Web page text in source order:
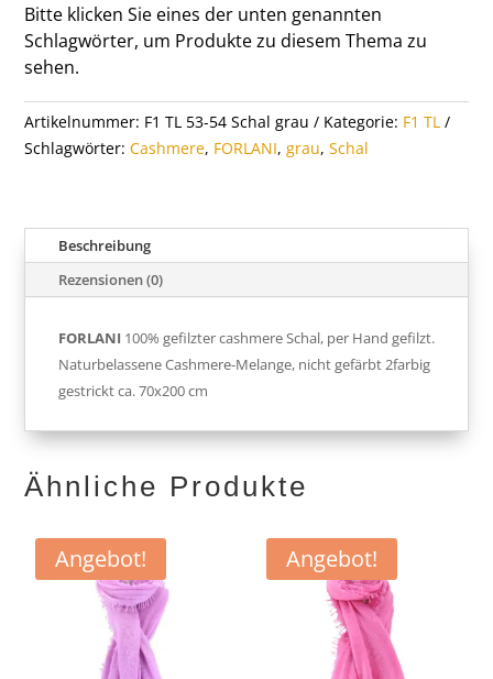
Bitte klicken Sie eines der unten genannten
Schlagwörter, um Produkte zu diesem Thema zu
sehen.
Artikelnummer: F1 TL 53-54 Schal grau Kategorie: F1 TL
Schlagwörter: Cashmere, FORLANI, grau, Schal
Beschreibung
Rezensionen (0)
FORLANI 100% gefilzter cashmere Schal, per Hand gefilzt.
Naturbelassene Cashmere-Melange, nicht gefärbt 2farbig
gestrickt ca. 70x200 cm
Ähnliche Produkte
Angebot! Angebot!